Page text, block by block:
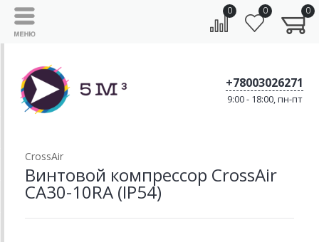
0 0 0
+78003026271
9:00 - 18:00, пн-пт
CrossAir
Винтовой компрессор CrossAir
CA30-10RA (IP54)